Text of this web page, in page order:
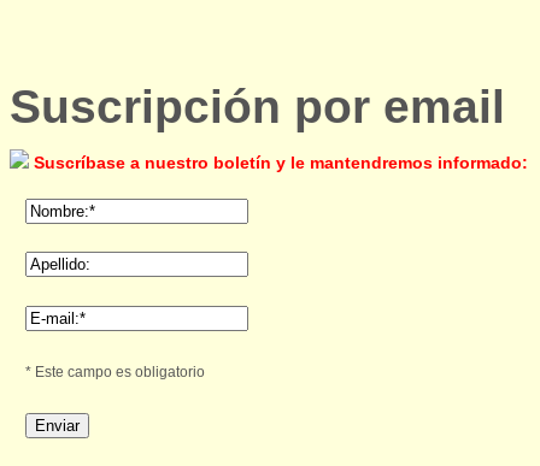
Suscripción por email
Suscríbase a nuestro boletín y le mantendremos informado:
* Este campo es obligatorio